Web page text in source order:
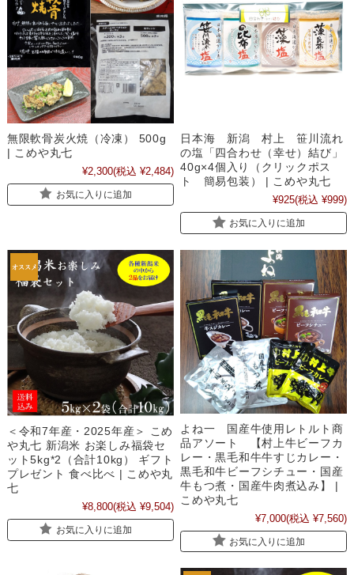
無限軟骨炭火焼（冷凍） 500g
| こめや丸七
¥2,300(税込 ¥2,484)
お気に入りに追加
日本海 新潟 村上 笹川流れ
の塩「四合わせ（幸せ）結び」
40g×4個入り（クリックポス
ト 簡易包装） | こめや丸七
¥925(税込 ¥999)
お気に入りに追加
＜令和7年産・2025年産＞ こめ
や丸七 新潟米 お楽しみ福袋セ
ット5kg*2（合計10kg） ギフト
プレゼント 食べ比べ | こめや丸
七
¥8,800(税込 ¥9,504)
お気に入りに追加
よね一 国産牛使用レトルト商
品アソート 【村上牛ビーフカ
レー・黒毛和牛牛すじカレー・
黒毛和牛ビーフシチュー・国産
牛もつ煮・国産牛肉煮込み】 |
こめや丸七
¥7,000(税込 ¥7,560)
お気に入りに追加